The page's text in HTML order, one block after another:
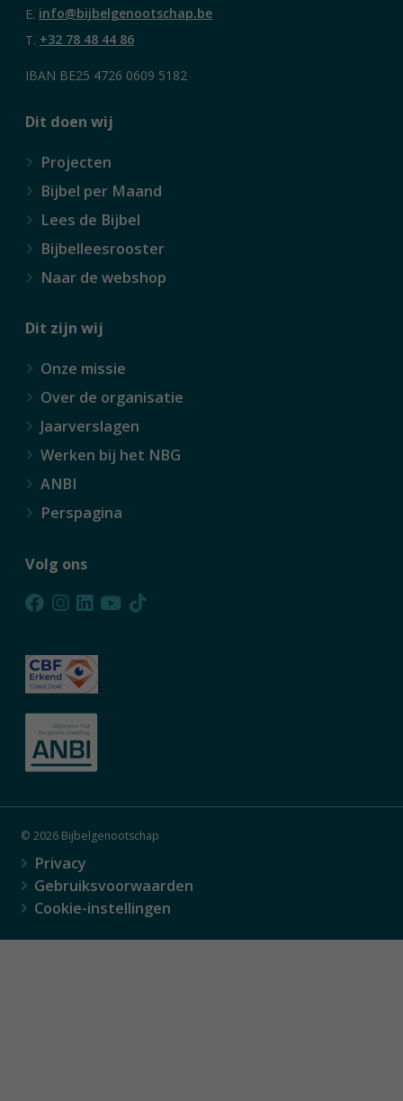
E. info@bijbelgenootschap.be
T. +32 78 48 44 86
IBAN BE25 4726 0609 5182
Dit doen wij
Projecten
Bijbel per Maand
Lees de Bijbel
Bijbelleesrooster
Naar de webshop
Dit zijn wij
Onze missie
Over de organisatie
Jaarverslagen
Werken bij het NBG
ANBI
Perspagina
Volg ons
© 2026 Bijbelgenootschap
Privacy
Gebruiksvoorwaarden
Cookie-instellingen